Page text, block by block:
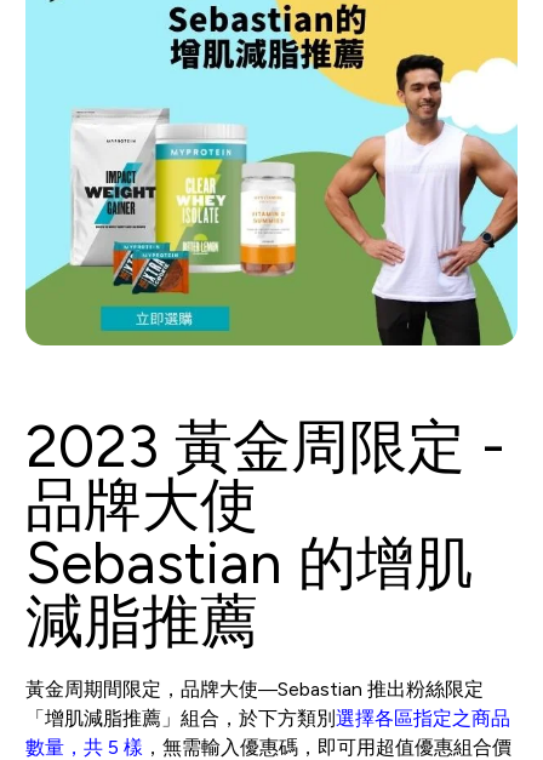
2023 黃金周限定 -
品牌大使
Sebastian 的增肌
減脂推薦
黃金周期間限定，品牌大使—Sebastian 推出粉絲限定
「增肌減脂推薦」組合，於下方類別 選擇各區指定之商品
數量，共 5 樣 ，無需輸入優惠碼，即可用超值優惠組合價